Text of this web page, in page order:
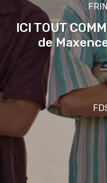
ICI TOUT
de